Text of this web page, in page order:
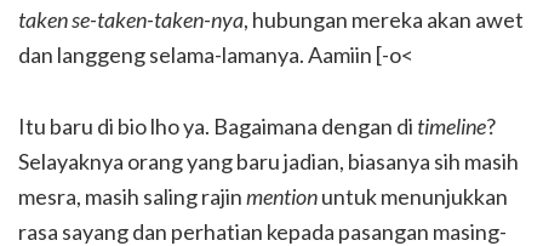
taken se-taken-taken-nya, hubungan mereka akan awet
dan langgeng selama-lamanya. Aamiin [-o<
Itu baru di bio lho ya. Bagaimana dengan di timeline?
Selayaknya orang yang baru jadian, biasanya sih masih
mesra, masih saling rajinmentionuntuk menunjukkan
rasa sayang dan perhatian kepada pasangan masing-